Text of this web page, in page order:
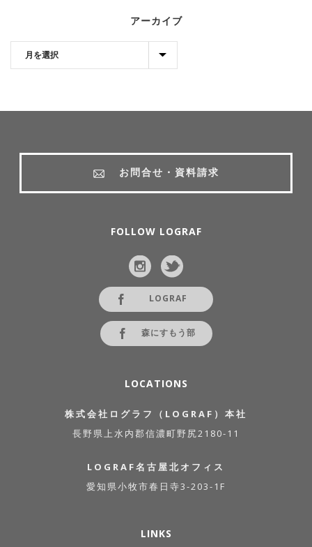
アーカイブ
お問合せ・資料請求
FOLLOW LOGRAF
LOGRAF
森にすもう部
LOCATIONS
株式会社ログラフ（LOGRAF）本社
長野県上水内郡信濃町野尻2180-11
LOGRAF名古屋北オフィス
愛知県小牧市春日寺3-203-1F
LINKS